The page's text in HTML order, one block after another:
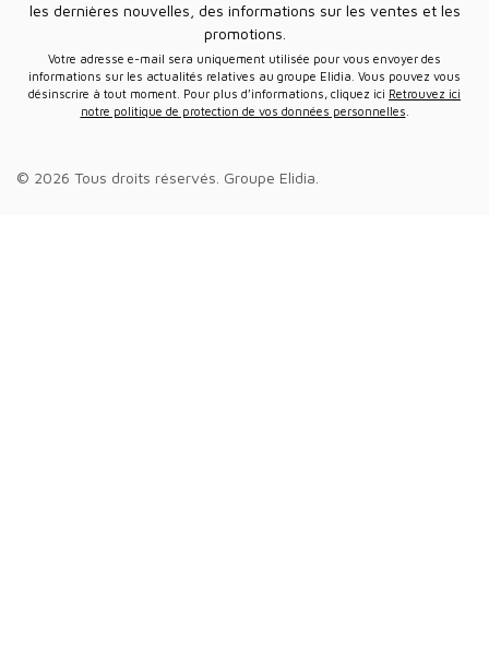
les dernières nouvelles, des informations sur les ventes et les
promotions.
Votre adresse e-mail sera uniquement utilisée pour vous envoyer des
informations sur les actualités relatives au groupe Elidia. Vous pouvez vous
désinscrire à tout moment. Pour plus d’informations, cliquez ici Retrouvez ici
notre politique de protection de vos données personnelles
© 2026 Tous droits réservés. Groupe Elidia.